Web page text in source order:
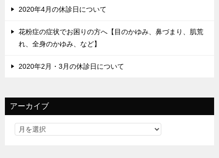
2020年4月の休診日について
花粉症の症状でお困りの方へ【目のかゆみ、鼻づまり、肌荒
れ、全身のかゆみ、など】
2020年2月・3月の休診日について
アーカイブ